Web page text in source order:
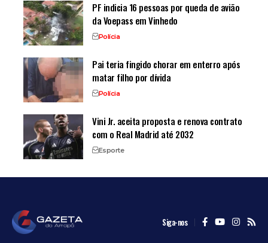
PF indicia 16 pessoas por queda de avião
da Voepass em Vinhedo
Polícia
Pai teria fingido chorar em enterro após
matar filho por dívida
Polícia
Vini Jr. aceita proposta e renova contrato
com o Real Madrid até 2032
Esporte
Siga-nos